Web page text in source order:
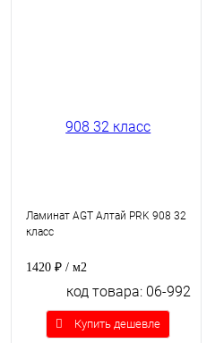
Ламинат AGT Алтай PRK 908 32
класс
1420 ₽ / м2
код товара: 06-992
Купить дешевле